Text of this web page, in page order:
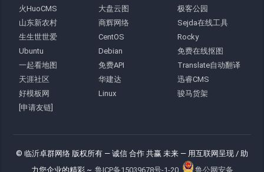
火HuoCMS
大盘云图
极客公园
山东新农村
商辉网络
Sejda在线工具
生生世世爱
CentOS
Rocky
Ubuntu
Debian
免费在线抠图
一起看地图
免费API
Translate自动翻译
天涯社区
华建达
迅睿CMS
好模板网
Linux
骏马货架
[申请友链]
© 临沂卓群网络 版权所有 — 诚信 合作 共赢 未来 — 用互联网呈现 / 助
力您企业的精彩 ~ 鲁ICP备15039678号-1-20 鲁公网安备